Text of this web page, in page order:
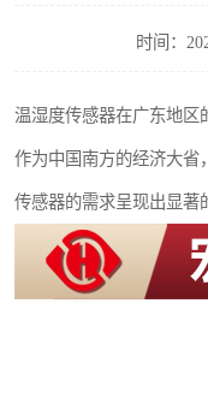
时间：
温湿度传感器在广东地区
作为中国南方的经济大省
传感器的需求呈现出显著